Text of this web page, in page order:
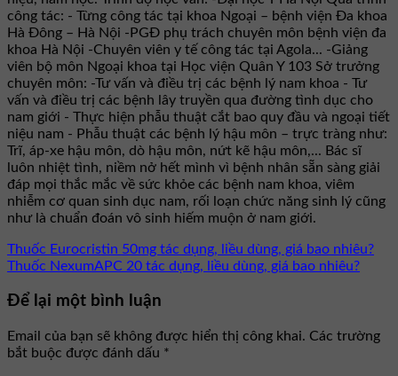
công tác: - Từng công tác tại khoa Ngoại – bệnh viện Đa khoa
Hà Đông – Hà Nội -PGĐ phụ trách chuyên môn bệnh viện đa
khoa Hà Nội -Chuyên viên y tế công tác tại Agola... -Giảng
viên bộ môn Ngoại khoa tại Học viện Quân Y 103 Sở trưởng
chuyên môn: -Tư vấn và điều trị các bệnh lý nam khoa - Tư
vấn và điều trị các bệnh lây truyền qua đường tình dục cho
nam giới - Thực hiện phẫu thuật cắt bao quy đầu và ngoại tiết
niệu nam - Phẫu thuật các bệnh lý hậu môn – trực tràng như:
Trĩ, áp-xe hậu môn, dò hậu môn, nứt kẽ hậu môn,... Bác sĩ
luôn nhiệt tình, niềm nở hết mình vì bệnh nhân sẵn sàng giải
đáp mọi thắc mắc về sức khỏe các bệnh nam khoa, viêm
nhiễm cơ quan sinh dục nam, rối loạn chức năng sinh lý cũng
như là chuẩn đoán vô sinh hiếm muộn ở nam giới.
Thuốc Eurocristin 50mg tác dụng, liều dùng, giá bao nhiêu?
Thuốc NexumAPC 20 tác dụng, liều dùng, giá bao nhiêu?
Để lại một bình luận
Email của bạn sẽ không được hiển thị công khai. Các trường
bắt buộc được đánh dấu *